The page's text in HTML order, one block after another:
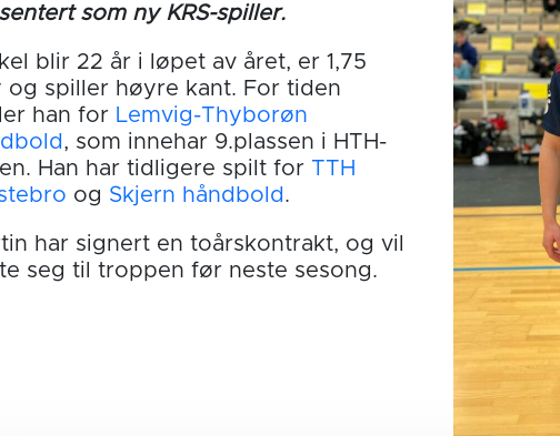
som ny KRS-spiller.
blir 22 år i løpet av året, er 1,75
og spiller høyre kant. For tiden
han for Lemvig-Thyborøn
, som innehar 9.plassen i HTH-
Han har tidligere spilt forTTH
og Skjern håndbold .
har signert en toårskontrakt, og vil
seg til troppen før neste sesong.